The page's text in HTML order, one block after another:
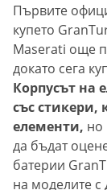
Първите
купето
Maserati още
докато сега
Корпусът на
със стикери,
елементи, но
да бъдат
батерии
на моделите с